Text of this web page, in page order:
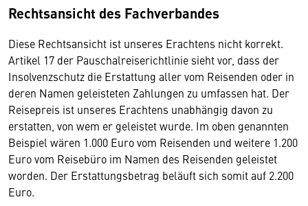
Rechtsansicht des Fachverbandes
Diese Rechtsansicht ist unseres Erachtens nicht korrekt.
Artikel 17 der Pauschalreiserichtlinie sieht vor, dass der
Insolvenzschutz die Erstattung aller vom Reisenden oder in
deren Namen geleisteten Zahlungen zu umfassen hat. Der
Reisepreis ist unseres Erachtens unabhängig davon zu
erstatten, von wem er geleistet wurde. Im oben genannten
Beispiel wären 1.000 Euro vom Reisenden und weitere 1.200
Euro vom Reisebüro im Namen des Reisenden geleistet
worden. Der Erstattungsbetrag beläuft sich somit auf 2.200
Euro.